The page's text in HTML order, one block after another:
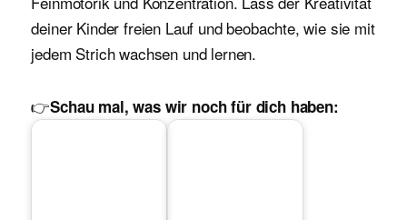
deiner Kinder freien Lauf und beobachte, wie sie mit
jedem Strich wachsen und lernen.
👉Schau mal, was wir noch für dich haben: